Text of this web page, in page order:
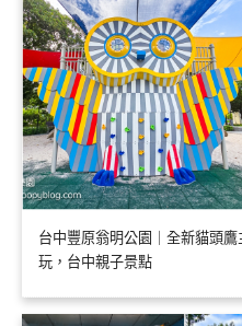
台中豐原翁明公園｜全新貓頭
玩，台中親子景點